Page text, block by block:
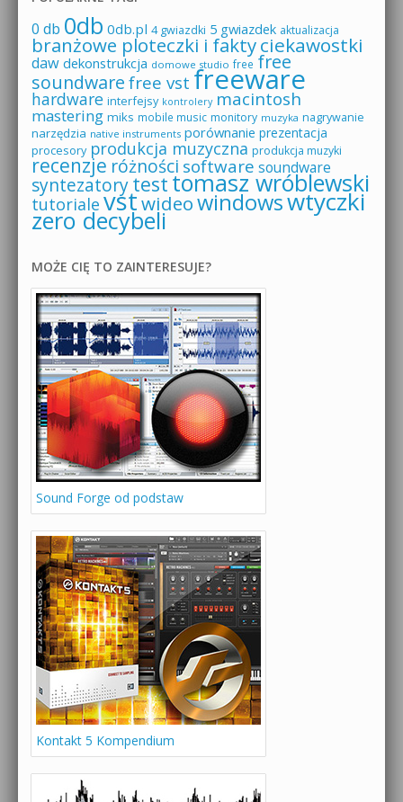
0 db 0db 0db.pl 4 gwiazdki 5 gwiazdek aktualizacja
branżowe ploteczki i faktyciekawostki
daw dekonstrukcja domowe studio free free
soundware free vst freeware
hardware interfejsy kontrolery macintosh
mastering miks mobile music monitory muzyka nagrywanie
narzędzia native instruments porównanie prezentacja
procesory produkcja muzyczna produkcja muzyki
recenzje różności software soundware
syntezatorytesttomasz wróblewski
tutoriale vstwideowindowswtyczki
zero decybeli
MOŻE CIĘ TO ZAINTERESUJE?
Sound Forge od podstaw
Kontakt 5 Kompendium